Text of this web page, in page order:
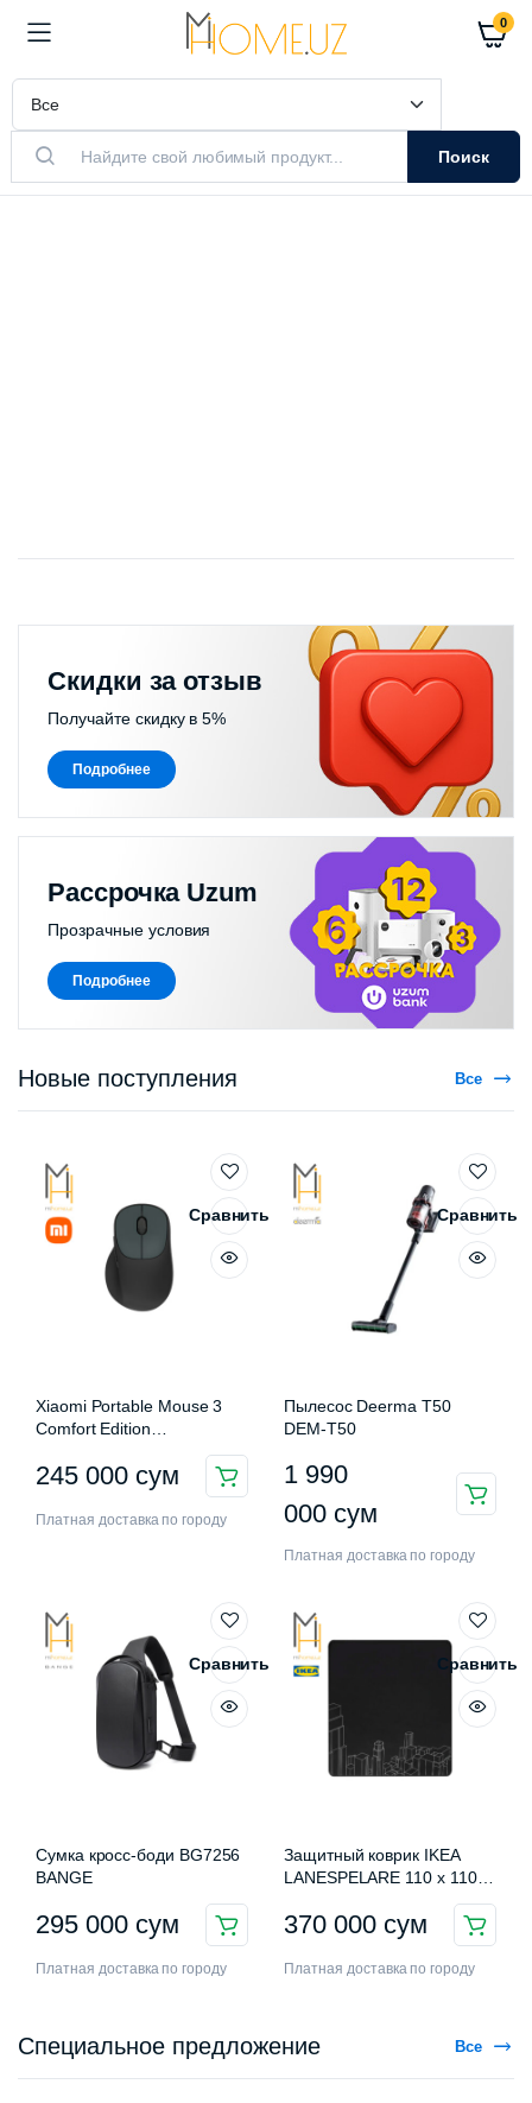
0
Поиск
Скидки за отзыв
Получайте скидку в 5%
Подробнее
Рассрочка Uzum
Прозрачные условия
Подробнее
Новые поступления Все
Сравнить
Xiaomi Portable Mouse 3
Comfort Edition
245 000 сум
Платная доставка по городу
Сравнить
Пылесос Deerma T50
DEM-T50
1 990
000 сум
Платная доставка по городу
Сравнить
Сумка кросс-боди BG7256
BANGE
295 000 сум
Платная доставка по городу
Сравнить
Защитный коврик IKEA
LANESPELARE 110 x 110
370 000 сум
Платная доставка по городу
Специальное предложение Все